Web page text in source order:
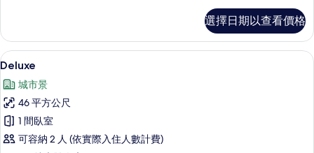
的
詳
情
選擇日期以查看價格
顯
示
Deluxe
的
所
有
羽絨被、迷你吧、客房內保險箱、書桌
9
Deluxe
城市景
46 平方公尺
1 間臥室
可容納 2 人 (依實際入住人數計費)